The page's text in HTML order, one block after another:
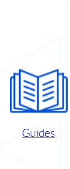
Guides